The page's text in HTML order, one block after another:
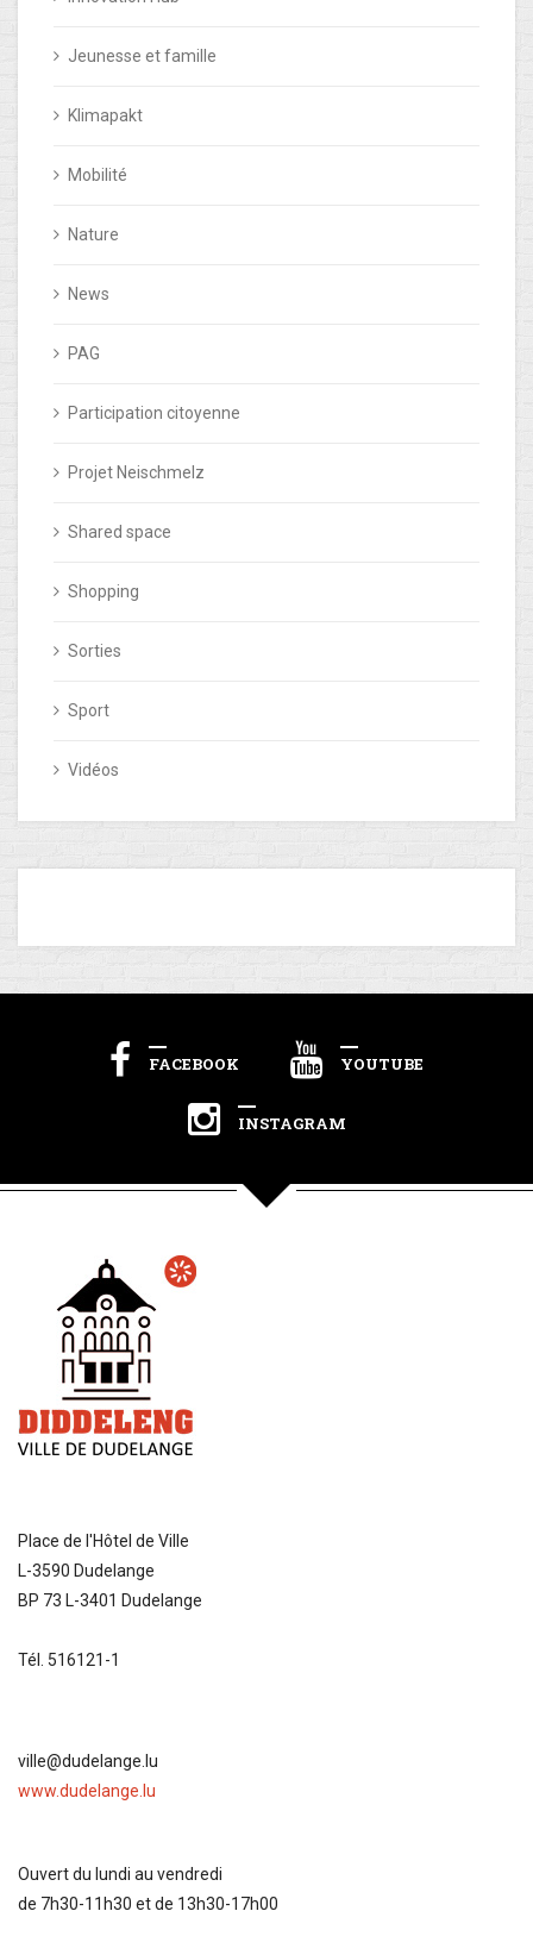
Jeunesse et famille
Klimapakt
Mobilité
Nature
News
PAG
Participation citoyenne
Projet Neischmelz
Shared space
Shopping
Sorties
Sport
Vidéos
FACEBOOK YOUTUBE
INSTAGRAM
Place de l'Hôtel de Ville
L-3590 Dudelange
BP 73 L-3401 Dudelange
Tél. 516121-1
ville@dudelange.lu
www.dudelange.lu
Ouvert du lundi au vendredi
de 7h30-11h30 et de 13h30-17h00